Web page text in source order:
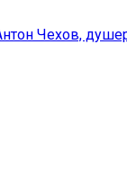
Чехов,